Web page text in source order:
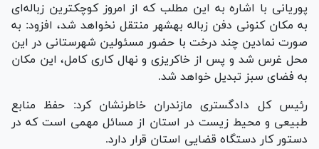
پوریانی با اشاره به این مطلب که از امروز کوچکترین زباله‌ای
به مکان کنونی دفن زباله بهشهر منتقل نخواهد شد، افزود: به
صورت نمادین چند درخت با حضور مسئولین شهرستانی در این
محل غرس شد و پس از خاکریزی و نهال کاری کامل، این مکان
به فضای سبز تبدیل خواهد شد.
رئیس کل دادگستری مازندران خاطرنشان کرد: حفظ منابع
طبیعی و محیط زیست در استان از مسائل مهمی است که در
دستور کار دستگاه قضایی استان قرار دارد.